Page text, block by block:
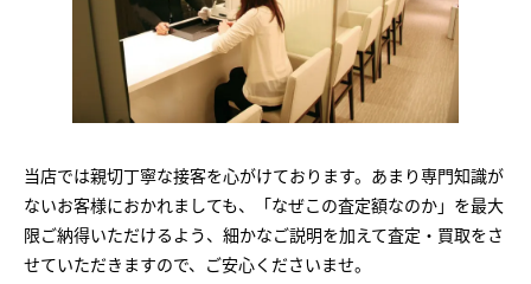
当店では親切丁寧な接客を心がけております。あまり専門知識が
ないお客様におかれましても、「なぜこの査定額なのか」を最大
限ご納得いただけるよう、細かなご説明を加えて査定・買取をさ
せていただきますので、ご安心くださいませ。